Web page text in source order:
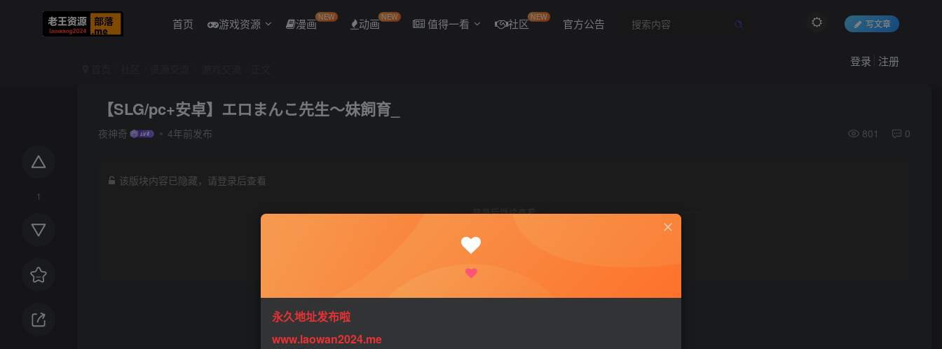
首页 游戏资源 漫画NEW 动画 NEW 值得一看 社区NEW 官方公告 写文章
登录 注册
1
【SLG/pc+安卓】エロまんこ先生〜妹飼育_
夜神奇 4年前发布 801 0
该版块内容已隐藏，请登录后查看
登录后继续查看
登录
永久地址发布啦
www.laowan2024.me